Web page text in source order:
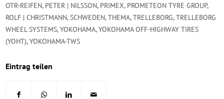
OTR-REIFEN, PETER | NILSSON, PRIMEX, PROMETEON TYRE GROUP,
ROLF | CHRISTMANN, SCHWEDEN,THEMA,TRELLEBORG,TRELLEBORG
WHEEL SYSTEMS,YOKOHAMA,YOKOHAMA OFF-HIGHWAY TIRES
(YOHT),YOKOHAMA-TWS
Eintrag teilen